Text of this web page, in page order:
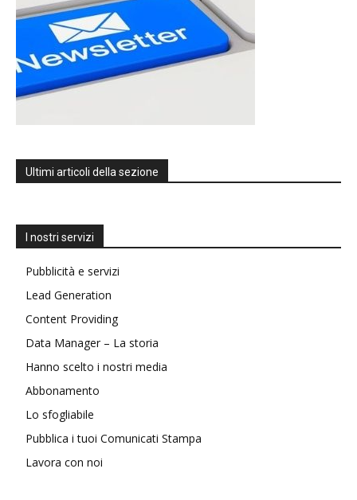
Ultimi articoli della sezione
I nostri servizi
Pubblicità e servizi
Lead Generation
Content Providing
Data Manager – La storia
Hanno scelto i nostri media
Abbonamento
Lo sfogliabile
Pubblica i tuoi Comunicati Stampa
Lavora con noi